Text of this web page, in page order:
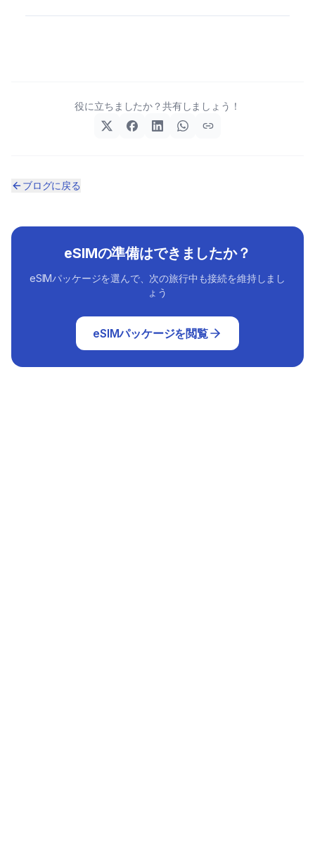
役に立ちましたか？共有しましょう！
ブログに戻る
eSIMの準備はできましたか？
eSIMパッケージを選んで、次の旅行中も接続を維持しまし
ょう
eSIMパッケージを閲覧